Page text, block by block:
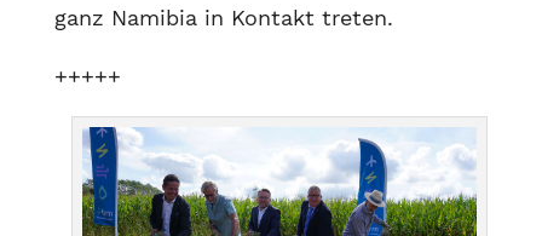
ganz Namibia in Kontakt treten.
+++++